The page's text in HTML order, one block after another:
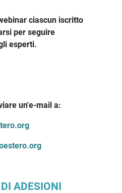
ciascun iscritto
per seguire
esperti.
un'e-mail a:
ADESIONI